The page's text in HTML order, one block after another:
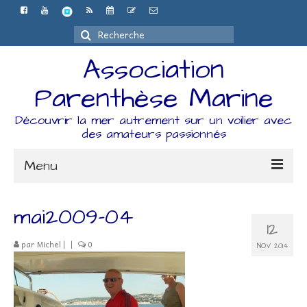
Rechercher
:
Association
Parenthèse Marine
Découvrir la mer autrement sur un voilier avec
des amateurs passionnés
Menu
Espace Adhérents
Organisation
12
NOV 2014
mai2009-04
par Michel | | 0